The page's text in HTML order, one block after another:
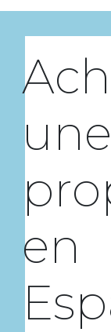
une
en